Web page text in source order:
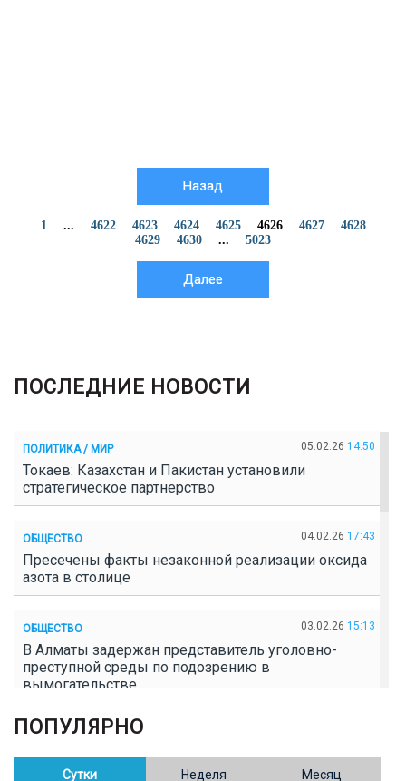
Назад
1 ... 4622 4623 4624 4625 4626 4627
4628
4629
4630 ... 5023
Далее
ПОСЛЕДНИЕ НОВОСТИ
ПОЛИТИКА / МИР 05.02.26 14:50
Токаев: Казахстан и Пакистан установили
стратегическое партнерство
ОБЩЕСТВО 04.02.26 17:43
Пресечены факты незаконной реализации оксида
азота в столице
ОБЩЕСТВО 03.02.26 15:13
В Алматы задержан представитель уголовно-
преступной среды по подозрению в
вымогательстве
ОБЩЕСТВО
Полицейские пресекли незаконное выращивание
конопли в Таразе
ПОПУЛЯРНО
Сутки Неделя Месяц